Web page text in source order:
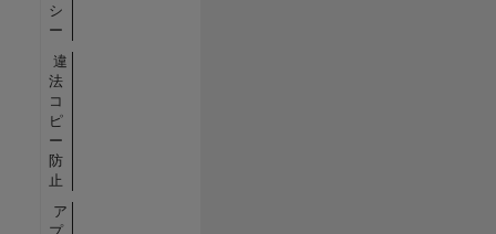
シ
ー
違
法
コ
ピ
ー
防
止
ア